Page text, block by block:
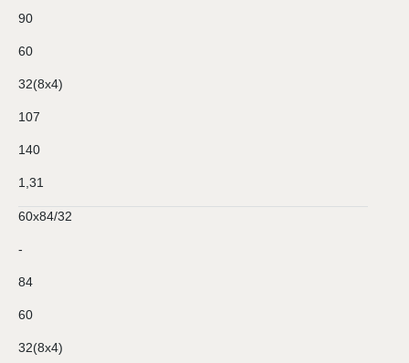
90
60
32(8х4)
107
140
1,31
60х84/32
-
84
60
32(8х4)